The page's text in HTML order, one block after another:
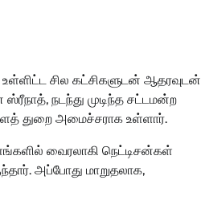
சில கட்சிகளுடன் ஆதரவுடன்
நடந்து முடிந்த சட்டமன்ற
துறை அமைச்சராக உள்ளார்.
வைரலாகி நெட்டிசன்கள்
அப்போது மாறுதலாக,